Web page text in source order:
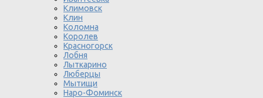
Климовск
Клин
Коломна
Королев
Красногорск
Лобня
Лыткарино
Люберцы
Мытищи
Наро-Фоминск